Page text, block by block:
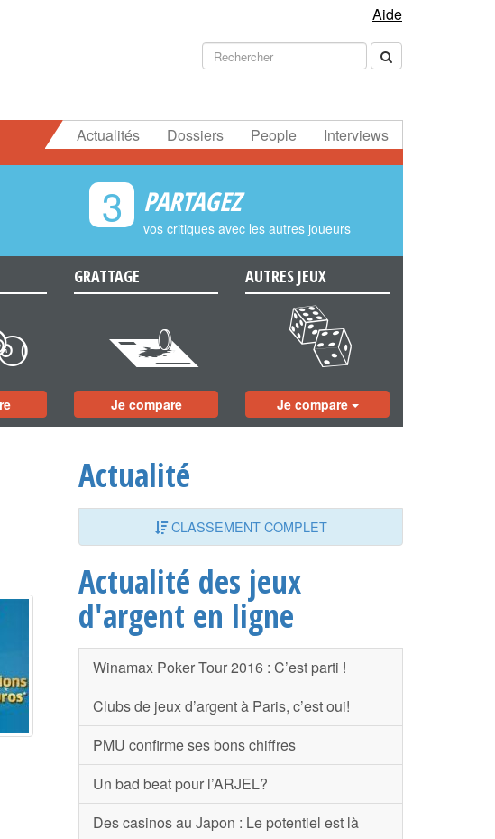
Aide
Actualités Dossiers People Interviews
3 PARTAGEZ
vos critiques avec les autres joueurs
GRATTAGE
e
Je compare
AUTRES JEUX
f
Je compare
Actualité
CLASSEMENT COMPLET
Actualité des jeux
d'argent en ligne
Winamax Poker Tour 2016 : C’est parti !
Clubs de jeux d’argent à Paris, c’est oui!
PMU confirme ses bons chiffres
Un bad beat pour l’ARJEL?
Des casinos au Japon : Le potentiel est là